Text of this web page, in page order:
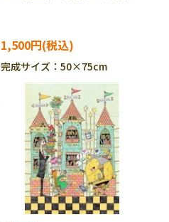
1,500円
完成サイズ：50×75cm